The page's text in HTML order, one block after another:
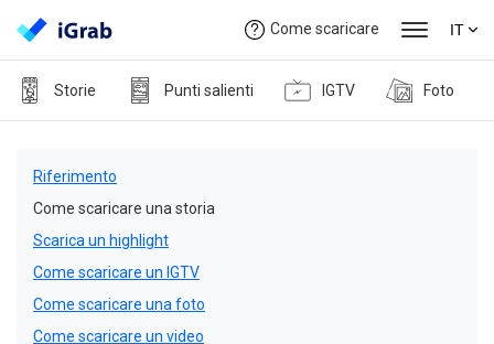
Come scaricare IT
Storie Punti salienti IGTV Foto
Riferimento
Come scaricare una storia
Scarica un highlight
Come scaricare un IGTV
Come scaricare una foto
Come scaricare un video